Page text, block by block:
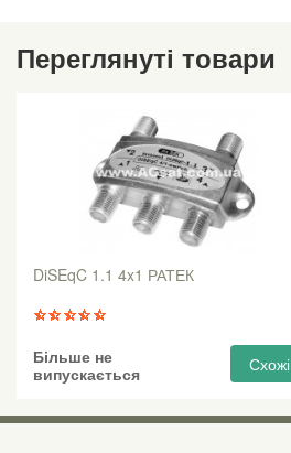
Переглянуті товари
DiSEqC 1.1 4x1 РАТЕК
Більше не
випускається
Схожі